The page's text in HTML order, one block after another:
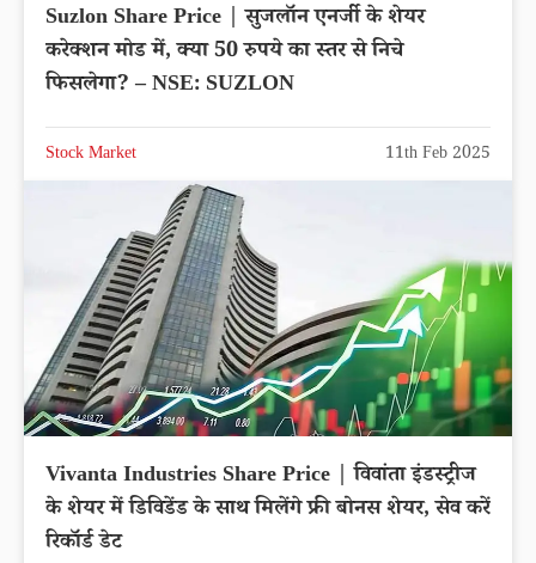
Suzlon Share Price | सुजलॉन एनर्जी के शेयर
करेक्शन मोड में, क्या 50 रुपये का स्तर से निचे
फिसलेगा? – NSE: SUZLON
Stock Market 11th Feb 2025
Vivanta Industries Share Price | विवांता इंडस्ट्रीज
के शेयर में डिविडेंड के साथ मिलेंगे फ्री बोनस शेयर, सेव करें
रिकॉर्ड डेट